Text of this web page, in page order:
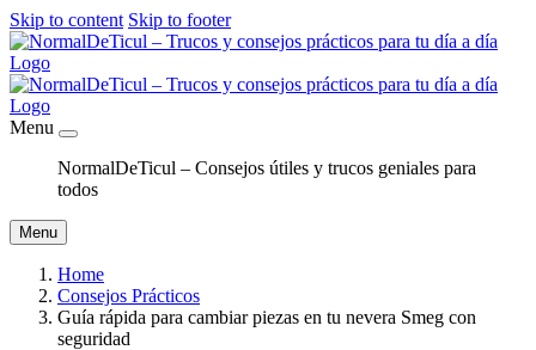
Skip to content Skip to footer
Menu
NormalDeTicul – Consejos útiles y trucos geniales para
todos
Menu
Home
Consejos Prácticos
Guía rápida para cambiar piezas en tu nevera Smeg con
seguridad